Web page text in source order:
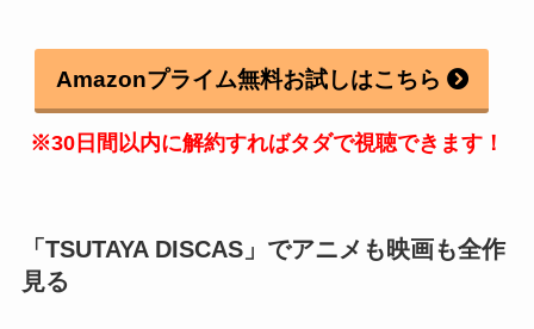
Amazonプライム無料お試しはこちら
※30日間以内に解約すればタダで視聴できます！
「TSUTAYA DISCAS」でアニメも映画も全作
見る